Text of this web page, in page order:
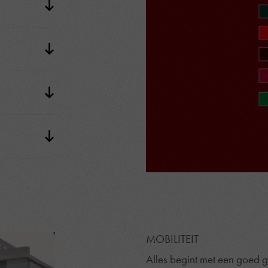
MOBILITEIT
Alles begint met een goed